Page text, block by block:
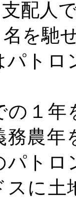
配人
を馳
トロ
１年
務農年
パト
スに